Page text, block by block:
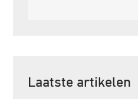
Laatste artikelen